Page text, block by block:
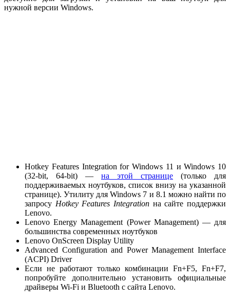
нужной версии Windows.
Hotkey Features Integration for Windows 11 и Windows 10
(32-bit, 64-bit) — на этой странице (только для
поддерживаемых ноутбуков, список внизу на указанной
странице). Утилиту для Windows 7 и 8.1 можно найти по
запросу Hotkey Features Integration на сайте поддержки
Lenovo.
Lenovo Energy Management (Power Management) — для
большинства современных ноутбуков
Lenovo OnScreen Display Utility
Advanced Configuration and Power Management Interface
(ACPI) Driver
Если не работают только комбинации Fn+F5, Fn+F7,
попробуйте дополнительно установить официальные
драйверы Wi-Fi и Bluetooth с сайта Lenovo.